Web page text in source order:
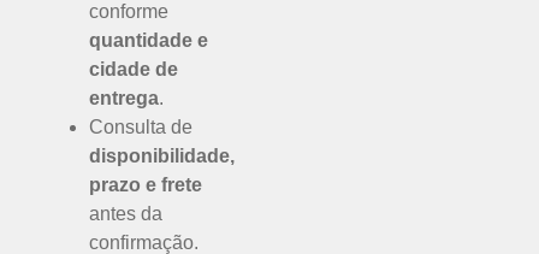
conforme
quantidade e
cidade de
entrega.
Consulta de
disponibilidade,
prazo e frete
antes da
confirmação.